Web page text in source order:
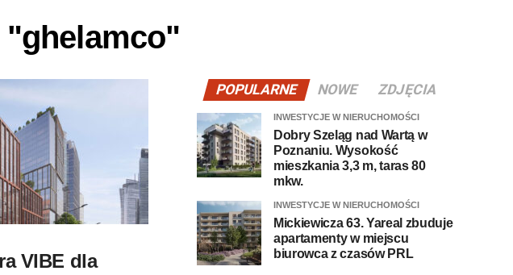
VIBE dla
POPULARNE NOWE ZDJĘCIA
INWESTYCJE W NIERUCHOMOŚCI
Dobry Szeląg nad Wartą w
Poznaniu. Wysokość
mieszkania 3,3 m, taras 80
mkw.
INWESTYCJE W NIERUCHOMOŚCI
Mickiewicza 63. Yareal zbuduje
apartamenty w miejscu
biurowca z czasów PRL